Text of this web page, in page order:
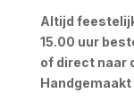
Altijd
15.00 uur
of direct naar
Handgemaakt